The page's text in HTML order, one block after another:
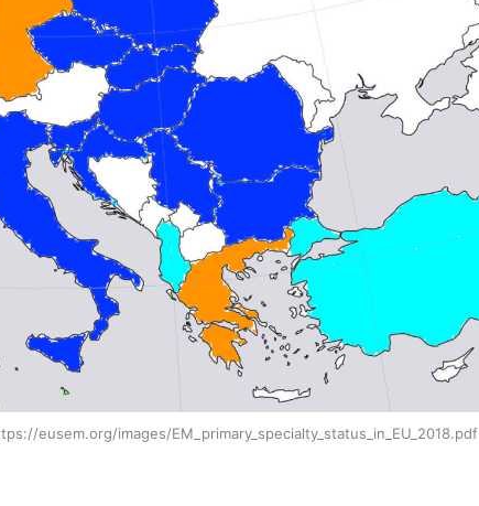
eusem.org/images/EM_primary_specialty_status_in_EU_2018.pdf